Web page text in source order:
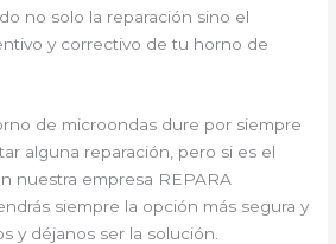
no solo la reparación sino el
y correctivo de tu horno de
de microondas dure por siempre
alguna reparación, pero si es el
nuestra empresa REPARA
siempre la opción más segura y
y déjanos ser la solución.